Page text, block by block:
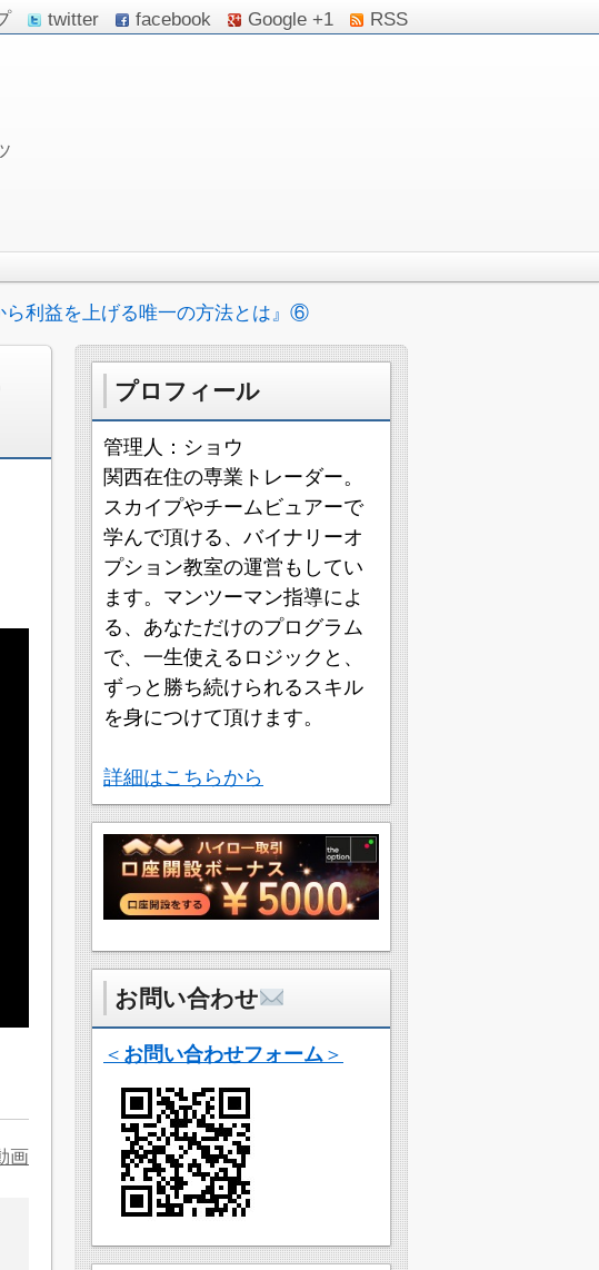
twitter facebook Google +1 RSS
利益を上げる唯一の方法とは』⑥
画
プロフィール
管理人：ショウ
関西在住の専業トレーダー。
スカイプやチームビュアーで
学んで頂ける、バイナリーオ
プション教室の運営もしてい
ます。マンツーマン指導によ
る、あなただけのプログラム
で、一生使えるロジックと、
ずっと勝ち続けられるスキル
を身につけて頂けます。
詳細はこちらから
お問い合わせ
＜ お問い合わせフォーム ＞